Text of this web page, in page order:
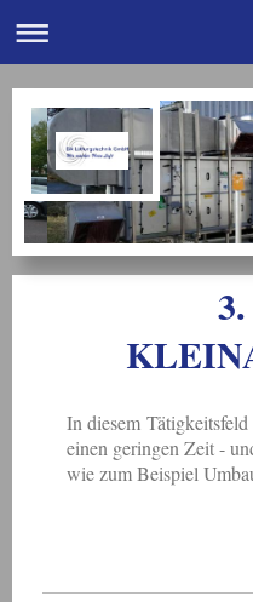
In diesem
einen geringen Zeit -
wie zum Beispiel